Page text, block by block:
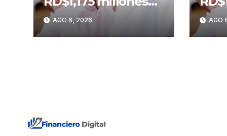
en subsidios por
lactancia a madres
trabajadoras
AGO 6, 2026
enAGO